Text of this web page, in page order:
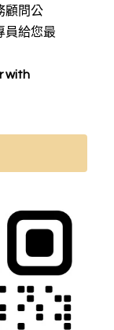
顧問公
員給您最
with